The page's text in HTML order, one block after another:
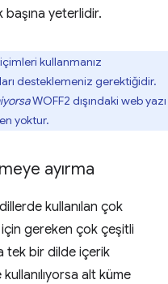
yeterlidir.
kullanmanız
desteklemeniz gerektiğidir.
WOFF2 dışındaki web yazı
yoktur.
ayırma
kullanılan çok
gereken çok çeşitli
tek bir dilde içerik
alt küme